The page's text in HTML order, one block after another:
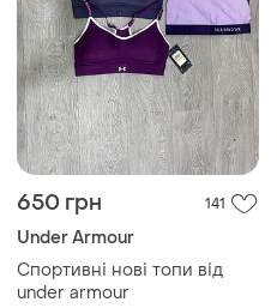
650 грн 141
Under Armour
Спортивні нові топи від
under armour